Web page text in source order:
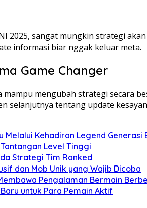
2025, sangat mungkin strategi
informasi biar nggak keluar meta.
Game Changer
mengubah strategi secara
selanjutnya tentang update
Kehadiran Legend Generasi
Level Tinggi
Strategi Tim Ranked
dan Mob Unik yang Wajib Dicoba
Pengalaman Bermain
untuk Para Pemain Aktif